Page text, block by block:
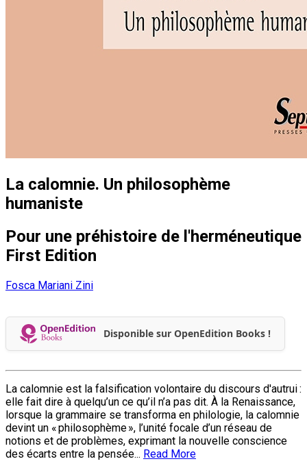
La calomnie. Un philosophème
humaniste
Pour une préhistoire de l'herméneutique
First Edition
Fosca Mariani Zini
Disponible sur OpenEdition Books !
La calomnie est la falsification volontaire du discours d'autrui :
elle fait dire à quelqu’un ce qu’il n’a pas dit. À la Renaissance,
lorsque la grammaire se transforma en philologie, la calomnie
devint un « philosophème », l’unité focale d’un réseau de
notions et de problèmes, exprimant la nouvelle conscience
des écarts entre la pensée... Read More